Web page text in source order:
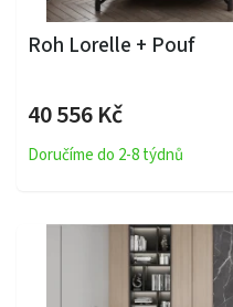
Roh Lorelle + Pouf
40 556 Kč
Doručíme do 2-8 týdnů